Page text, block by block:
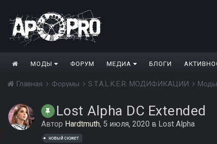
МОДЫ ФОРУМ МЕДИА БЛОГИ
Главная Форумы S.T.A.L.K.E.R. МОДИФИКАЦИИ
Lost Alpha DC Extended
Автор Hardtmuth, 5 июля, 2020 в Lost Alpha
новый сюжет